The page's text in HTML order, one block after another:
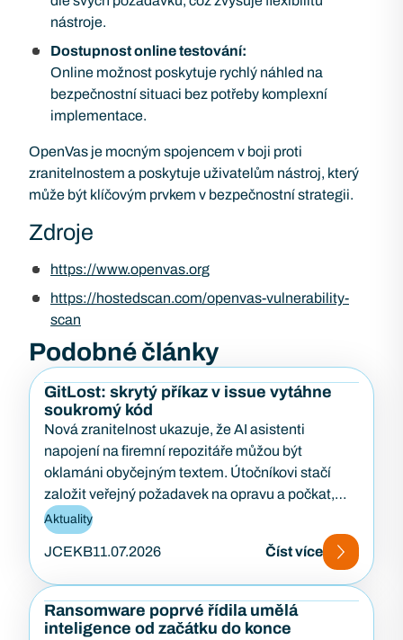
nástroje.
Dostupnost online testování:
Online možnost poskytuje rychlý náhled na
bezpečnostní situaci bez potřeby komplexní
implementace.
OpenVas je mocným spojencem v boji proti
zranitelnostem a poskytuje uživatelům nástroj, který
může být klíčovým prvkem v bezpečnostní strategii.
Zdroje
https://www.openvas.org
https://hostedscan.com/openvas-vulnerability-
scan
Podobné články
GitLost: skrytý příkaz v issue vytáhne
soukromý kód
Nová zranitelnost ukazuje, že AI asistenti
napojení na firemní repozitáře můžou být
oklamáni obyčejným textem. Útočníkovi stačí
založit veřejný požadavek na opravu a počkat,
až…
Aktuality
JCEKB11.07.2026 Číst více
Ransomware poprvé řídila umělá
inteligence od začátku do konce